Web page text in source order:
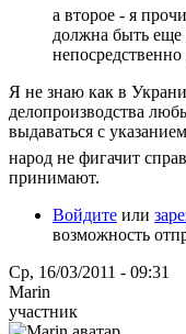
а второе - я
должна быть
непосредственно
Я не знаю как в
делопроизводства
выдаваться с
народ не фигачит
принимают.
Войдите или
возможность
Ср, 16/03/2011 - 09:31
Marin
участник